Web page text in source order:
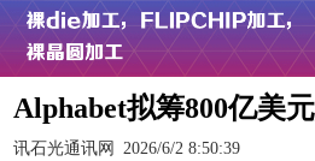
Alphabet拟筹800亿美
讯石光通讯网 2026/6/2 8:50:39